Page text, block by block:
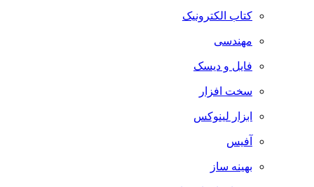
کتاب الکترونیک
مهندسی
فایل و دیسک
سخت افزار
ابزار لینوکس
آفیس
بهینه ساز